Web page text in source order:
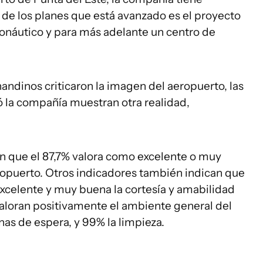
los planes que está avanzado es el proyecto
y para más adelante un centro de
criticaron la imagen del aeropuerto, las
compañía muestran otra realidad,
el 87,7% valora como excelente o muy
Otros indicadores también indican que
y muy buena la cortesía y amabilidad
positivamente el ambiente general del
de espera, y 99% la limpieza.